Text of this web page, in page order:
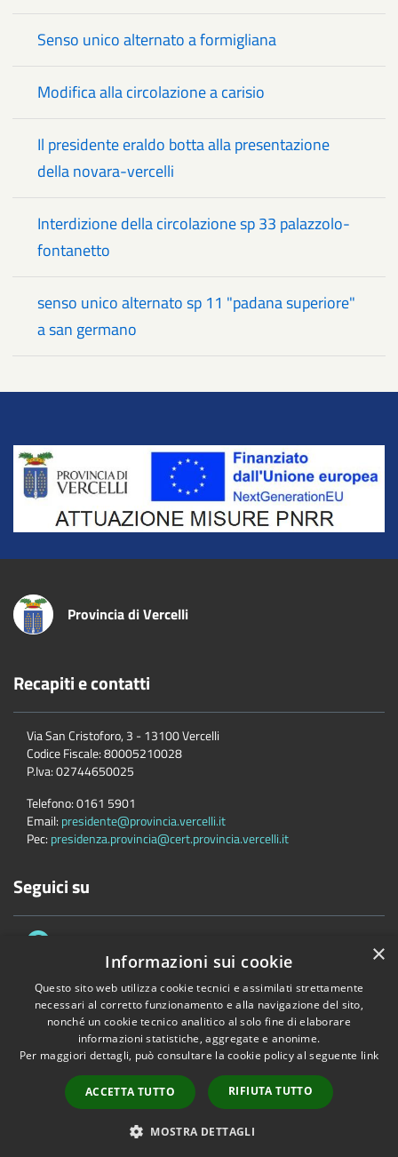
Senso unico alternato a formigliana
Modifica alla circolazione a carisio
Il presidente eraldo botta alla presentazione
della novara-vercelli
Interdizione della circolazione sp 33 palazzolo-
fontanetto
senso unico alternato sp 11 "padana superiore"
a san germano
Title
Provincia di Vercelli
Recapiti e contatti
Via San Cristoforo, 3 - 13100 Vercelli
Codice Fiscale:80005210028
P.Iva:02744650025
Telefono:0161 5901
Email: presidente@provincia.vercelli.it
Pec: presidenza.provincia@cert.provincia.vercelli.it
Seguici su
Accessibilità Privacy Cookie
Mappa del sito
Dichiarazione di accessibilità e meccanismo di feedback
Copyright © 2026 • Provincia di Vercelli • Powered byMunicipium
Accesso redazione
×
Informazioni sui cookie
Questo sito web utilizza cookie tecnici e assimilati strettamente
necessari al corretto funzionamento e alla navigazione del sito,
nonché un cookie tecnico analitico al solo fine di elaborare
informazioni statistiche, aggregate e anonime.
Per maggiori dettagli, può consultare la cookie policy al seguente link
ACCETTA TUTTO RIFIUTA TUTTO
MOSTRA DETTAGLI